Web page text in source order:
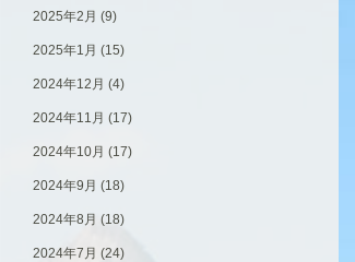
2025年2月 (9)
2025年1月 (15)
2024年12月 (4)
2024年11月 (17)
2024年10月 (17)
2024年9月 (18)
2024年8月 (18)
2024年7月 (24)